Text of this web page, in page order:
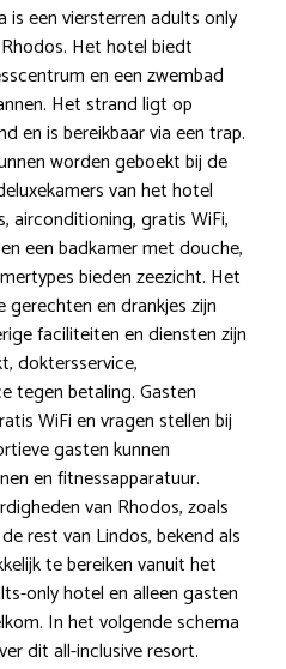
is een viersterren adults only
Het hotel biedt
en een zwembad
Het strand ligt op
en is bereikbaar via een trap.
worden geboekt bij de
van het hotel
airconditioning, gratis WiFi,
een badkamer met douche,
bieden zeezicht. Het
en drankjes zijn
faciliteiten en diensten zijn
doktersservice,
tegen betaling. Gasten
WiFi en vragen stellen bij
gasten kunnen
en fitnessapparatuur.
van Rhodos, zoals
rest van Lindos, bekend als
te bereiken vanuit het
only hotel en alleen gasten
In het volgende schema
dit all-inclusive resort.